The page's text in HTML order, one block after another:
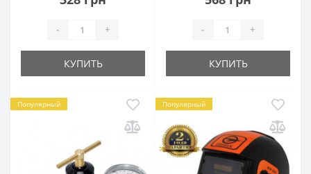
- +
КУПИТЬ
- +
КУПИТЬ
Популярный Популярный